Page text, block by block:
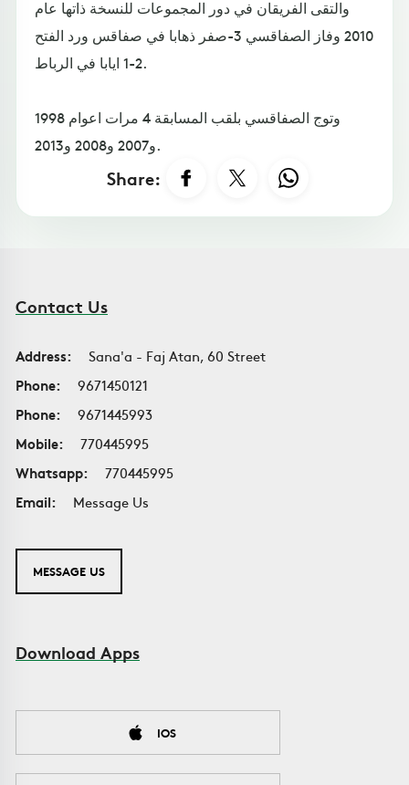
والتقى الفريقان في دور المجموعات للنسخة ذاتها عام
2010 وفاز الصفاقسي 3-صفر ذهابا في صفاقس ورد الفتح
2-1 ايابا في الرباط.
وتوج الصفاقسي بلقب المسابقة 4 مرات اعوام 1998
و2007 و2008 و2013.
Share:
Contact Us
Address:
Sana'a - Faj Atan, 60 Street
Phone:
9671450121
Phone:
9671445993
Mobile:
770445995
Whatsapp:
770445995
Email:
Message Us
MESSAGE US
Download Apps
IOS